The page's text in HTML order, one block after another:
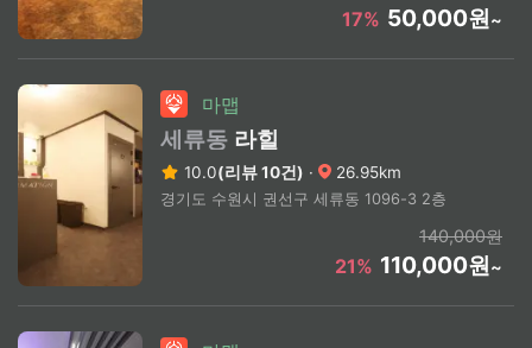
17% 50,000원~
마맵
세류동 라힐
10.0(리뷰 10건) · 26.95km
경기도 수원시 권선구 세류동 1096-3 2층
140,000원
21% 110,000원~